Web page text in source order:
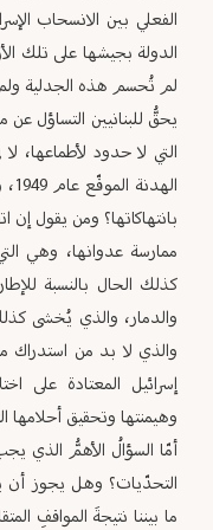
الفعلي بين الانسحاب
الدولة بجيشها على تلك
لم تُحسم هذه الجدلية
يحقُّ للبنانيين التساؤل
التي لا حدود لأطماعها،
ممارسة عدوانها، وهي
كذلك الحال بالنسبة
والدمار، والذي يُخشى
والذي لا بد من استدراك
إسرائيل المعتادة على
وهيمنتها وتحقيق أحلامها
أمّا السؤالُ الأهمُّ الذي
التحدّيات؟ وهل يجوز أن
ما بيننا نتيجةَ المواقفِ